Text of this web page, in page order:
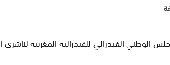
بالرباط الدورة الثالثة للمجلس الوطني الفيدرالي